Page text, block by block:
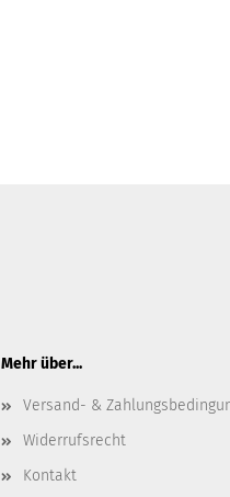
Mehr über...
Versand- &
Widerrufsrecht
Kontakt